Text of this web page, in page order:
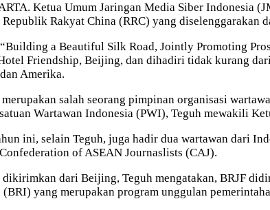
Ketua Umum Jaringan Media Siber Indonesia
Rakyat China (RRC) yang diselenggarakan
a Beautiful Silk Road, Jointly Promoting
Friendship, Beijing, dan dihadiri tidak kurang
Amerika.
salah seorang pimpinan organisasi
Wartawan Indonesia (PWI), Teguh mewakili
ini, selain Teguh, juga hadir dua wartawan dari
of ASEAN Journaslists (CAJ).
dari Beijing, Teguh mengatakan, BRJF
yang merupakan program unggulan